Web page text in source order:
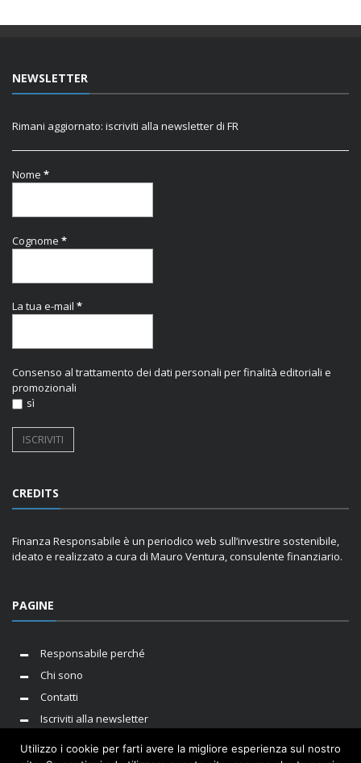
NEWSLETTER
Rimani aggiornato: iscriviti alla newsletter di FR
Nome *
Cognome *
La tua e-mail *
Consenso al trattamento dei dati personali per finalità editoriali e
promozionali
sì
CREDITS
Finanza Responsabile è un periodico web sull’investire sostenibile,
ideato e realizzato a cura di Mauro Ventura, consulente finanziario.
PAGINE
Responsabile perché
Chi sono
Contatti
Iscriviti alla newsletter
Utilizzo i cookie per farti avere la migliore esperienza sul nostro